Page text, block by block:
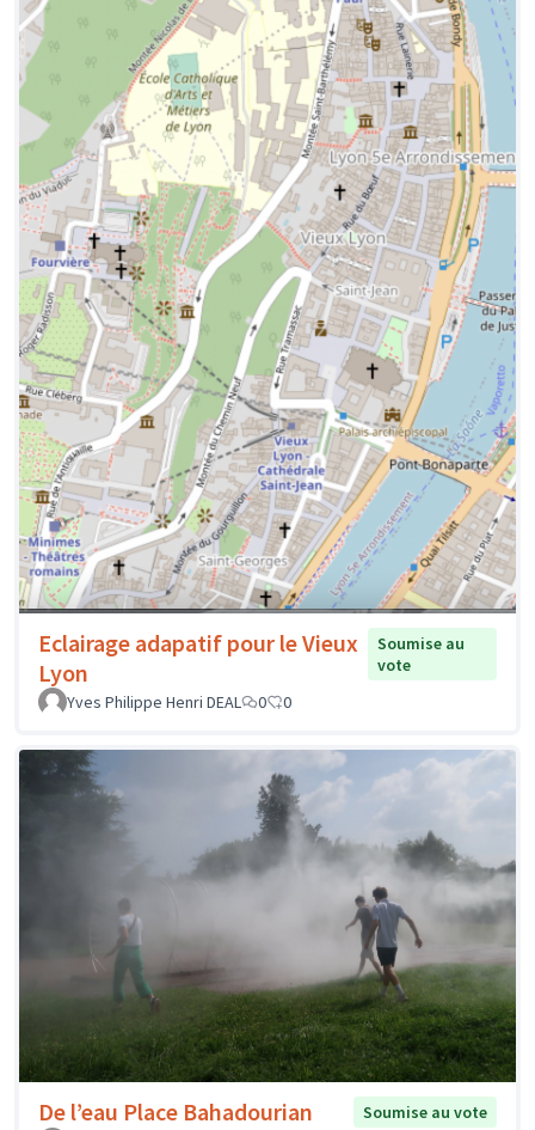
Eclairage adapatif pour le Vieux
Lyon
Soumise au
vote
Yves Philippe Henri DEAL
0 0
De l’eau Place Bahadourian
Soumise au vote